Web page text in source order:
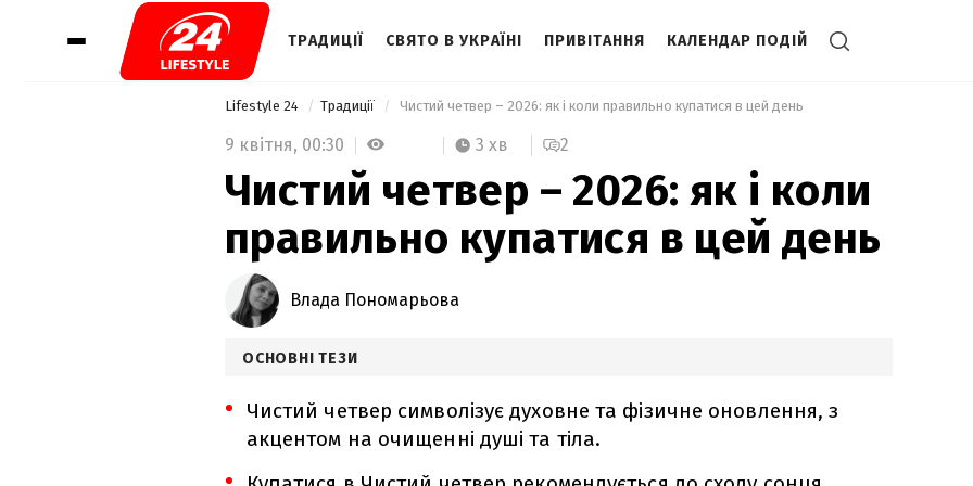
ТРАДИЦІЇ СВЯТО В УКРАЇНІ ПРИВІТАННЯ КАЛЕНДАР ПОДІЙ
Lifestyle 24 Традиції Чистий четвер – 2026: як і коли правильно купатися в цей день
9 квітня, 00:30 3 хв 2
Чистий четвер – 2026: як і коли
правильно купатися в цей день
Влада Пономарьова
ОСНОВНІ ТЕЗИ
Чистий четвер символізує духовне та фізичне оновлення, з
акцентом на очищенні душі та тіла.